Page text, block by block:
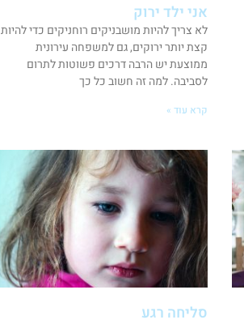
אני ילד ירוק
לא צריך להיות מושבניקים רוחניקים כדי להיות
קצת יותר ירוקים, גם למשפחה עירונית
ממוצעת יש הרבה דרכים פשוטות לתרום
לסביבה. למה זה חשוב כל כך
קרא עוד »
סליחה רגע